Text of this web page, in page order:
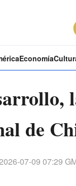
Economía
de
07-09 07:29